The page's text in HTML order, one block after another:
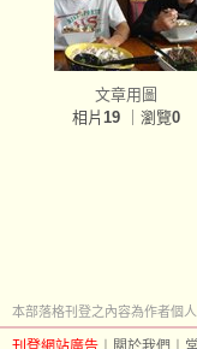
文章用圖
相片 19 ｜瀏覽0
本部落格刊登之內容為作者個